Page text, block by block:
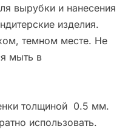
вырубки и нанесения
изделия.
темном месте. Не
мыть в
толщиной 0.5 мм.
использовать.